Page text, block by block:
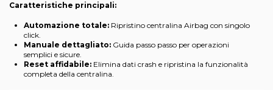
Caratteristiche principali:
Automazione totale: Ripristino centralina Airbag con singolo
click.
Manuale dettagliato: Guida passo passo per operazioni
semplici e sicure.
Reset affidabile: Elimina dati crash e ripristina la funzionalità
completa della centralina.